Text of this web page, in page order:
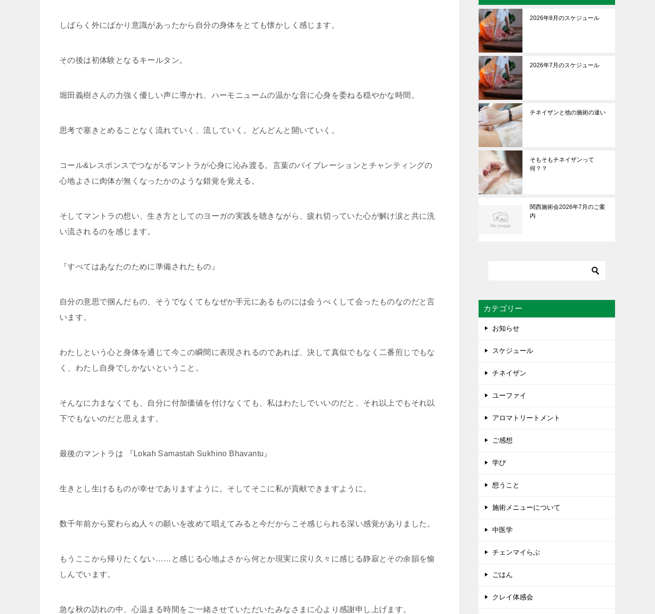
しばらく外にばかり意識があったから自分の身体をとても懐かしく感じます。
その後は初体験となるキールタン。
堀田義樹さんの力強く優しい声に導かれ、ハーモニュームの温かな音に心身を委ねる穏やかな時間。
思考で塞きとめることなく流れていく、流していく。どんどんと開いていく。
コール&レスポンスでつながるマントラが心身に沁み渡る。言葉のバイブレーションとチャンティングの
心地よさに肉体が無くなったかのような錯覚を覚える。
そしてマントラの想い、生き方としてのヨーガの実践を聴きながら、疲れ切っていた心が解け涙と共に洗
い流されるのを感じます。
『すべてはあなたのために準備されたもの』
自分の意思で掴んだもの、そうでなくてもなぜか手元にあるものには会うべくして会ったものなのだと言
います。
わたしという心と身体を通じて今この瞬間に表現されるのであれば、決して真似でもなく二番煎じでもな
く、わたし自身でしかないということ。
そんなに力まなくても、自分に付加価値を付けなくても、私はわたしでいいのだと、それ以上でもそれ以
下でもないのだと思えます。
最後のマントラは 『Lokah Samastah Sukhino Bhavantu』
生きとし生けるものが幸せでありますように。そしてそこに私が貢献できますように。
数千年前から変わらぬ人々の願いを改めて唱えてみると今だからこそ感じられる深い感覚がありました。
もうここから帰りたくない……と感じる心地よさから何とか現実に戻り久々に感じる静寂とその余韻を愉
しんでいます。
急な秋の訪れの中、心温まる時間をご一緒させていただいたみなさまに心より感謝申し上げます。
2026年8月のスケジュール
2026年7月のスケジュール
チネイザンと他の施術の違い
そもそもチネイザンって
何？？
関西施術会2026年7月のご案
内
カテゴリー
お知らせ
スケジュール
チネイザン
ユーファイ
アロマトリートメント
ご感想
学び
想うこと
施術メニューについて
中医学
チェンマイらぶ
ごはん
クレイ体感会